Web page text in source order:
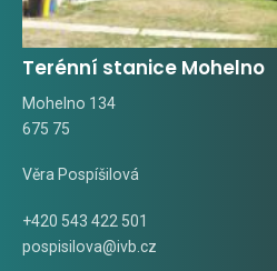
Terénní stanice Mohelno
Mohelno 134
675 75
Věra Pospíšilová
+420 543 422 501
pospisilova@ivb.cz